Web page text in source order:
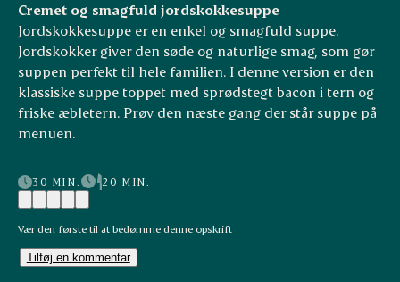
Cremet og smagfuld jordskokkesuppe
Jordskokkesuppe er en enkel og smagfuld suppe.
Jordskokker giver den søde og naturlige smag, som gør
suppen perfekt til hele familien. I denne version er den
klassiske suppe toppet med sprødstegt bacon i tern og
friske æbletern. Prøv den næste gang der står suppe på
menuen.
30 MIN. 20 MIN.
Vær den første til at bedømme denne opskrift
Tilføj en kommentar